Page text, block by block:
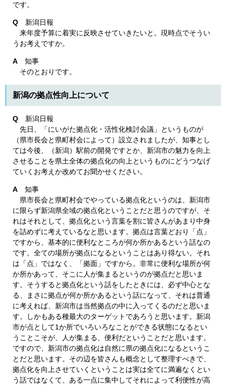
です。
Q 新潟日報
来年度予算に着実に反映させていきたいと。現時点でそうい
うお考えですか。
A 知事
そのとおりです。
新潟の拠点性向上について
Q 新潟日報
先日、「にいがた拠点化・活性化検討会議」というものが
（県市長会と県町村会によって）設立されましたが、知事とし
ては今後、（新潟）駅前の開発ですとか、新潟市の魅力を向上
させることを県土全体の拠点化の向上というものにどうつなげ
ていくお考えか改めてお聞かせください。
A 知事
県市長会と県町村会でやっている拠点化というのは、新潟市
に限らず新潟県全域の拠点化ということだと思うのですが、そ
れはそれとして、拠点化という言葉を割に皆さんがあまり中身
を詰めずに考えているなと思います。拠点は言葉どおり「点」
ですから、基本的に便利なところが何か所かあるという話なの
です。全ての場所が拠点になるということはあり得ない。それ
は「点」ではなく、「拠面」ですから。非常に便利な場所が何
か所かあって、そこに人が集まるというのが拠点だと思いま
す。そうすると拠点化という話をしたときには、必ず中心とな
る、まさに拠点が何か所かあるという話になって、それは普通
に考えれば、新潟市は当然拠点の中に入ってくるのだと思いま
す。しかもある種最大のターゲットであろうと思います。新潟
市が点として1か所でいろいろなことができる状態になるとい
うことこそが、人が集まる、便利だということだと思います。
ですので、新潟市の拠点化は自然に県の拠点化になるというこ
とだと思います。その辺を皆さんも概念として整理すべきで、
拠点化を向上させていくということは実は全てに満遍なくとい
う話ではなくて、ある一点に集中してそれによって利便性が高